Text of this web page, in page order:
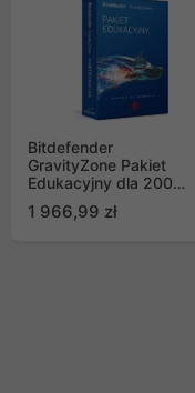
Bitdefender
GravityZone Pakiet
Edukacyjny dla 200
roku
1 966,99 zł